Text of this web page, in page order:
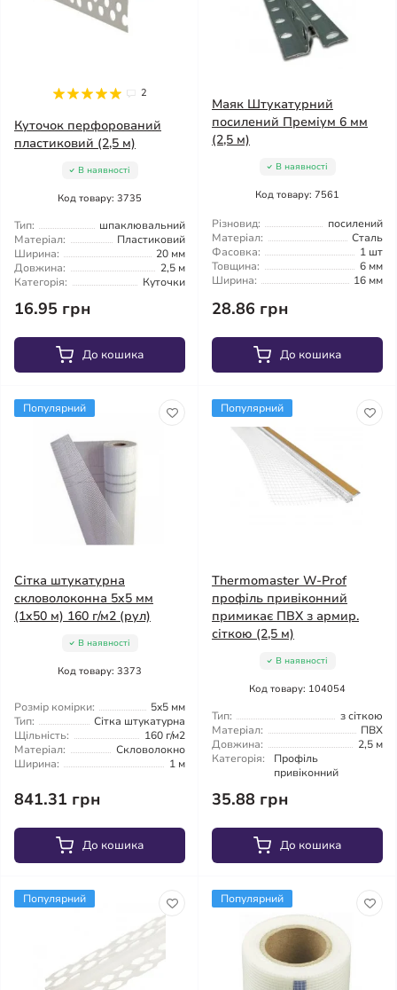
2
Куточок перфорований
пластиковий (2,5 м)
В наявності
Код товару: 3735
Тип:
шпаклювальний
Матеріал:
Пластиковий
Ширина:
20 мм
Довжина:
2,5 м
Категорія:
Куточки
16.95 грн
До кошика
Маяк Штукатурний
посилений Преміум 6 мм
(2,5 м)
В наявності
Код товару: 7561
Різновид:
посилений
Матеріал:
Сталь
Фасовка:
1 шт
Товщина:
6 мм
Ширина:
16 мм
28.86 грн
До кошика
Популярний
Сітка штукатурна
скловолоконна 5x5 мм
(1x50 м) 160 г/м2 (рул)
В наявності
Код товару: 3373
Розмір комірки:
5x5 мм
Тип:
Сітка штукатурна
Щільність:
160 г/м2
Матеріал:
Скловолокно
Ширина:
1 м
841.31 грн
До кошика
Популярний
Thermomaster W-Prof
профіль привіконний
примикає ПВХ з армир.
сіткою (2,5 м)
В наявності
Код товару: 104054
Тип:
з сіткою
Матеріал:
ПВХ
Довжина:
2,5 м
Категорія:
Профіль
привіконний
35.88 грн
До кошика
Популярний Популярний